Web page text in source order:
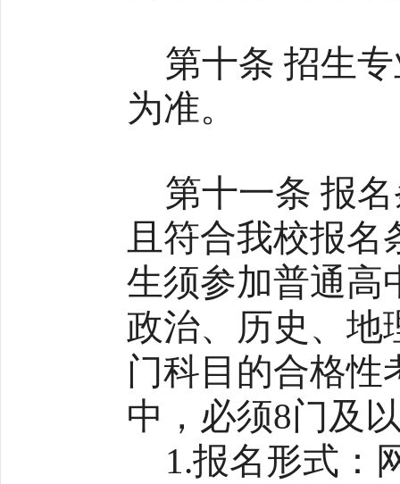
第十条 招生
为准。
第十一条 报
且符合我校报名
生须参加普通高
政治、历史、地
门科目的合格性
中，必须8门及
1.报名形式：